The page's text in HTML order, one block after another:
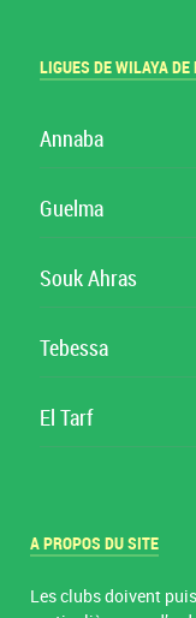
LIGUES DE WILAYA DE
Annaba
Guelma
Souk Ahras
Tebessa
El Tarf
A PROPOS DU SITE
Les clubs doivent